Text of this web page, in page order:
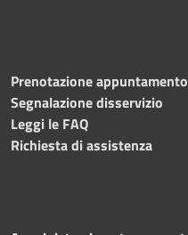
Prenotazione appuntamento
Segnalazione disservizio
Leggi le FAQ
Richiesta di assistenza